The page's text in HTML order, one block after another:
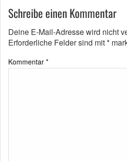
Schreibe einen Kommentar
Deine E-Mail-Adresse wird nicht
Erforderliche Felder sind mit*
Kommentar *